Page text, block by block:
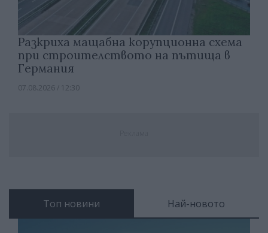
Разкриха мащабна корупционна схема
при строителството на пътища в
Германия
07.08.2026 / 12:30
Топ новини Най-новото